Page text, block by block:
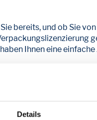
Details
bereits, und ob Sie
Ihnen eine
der Zentralen
Sie in Schritt 2